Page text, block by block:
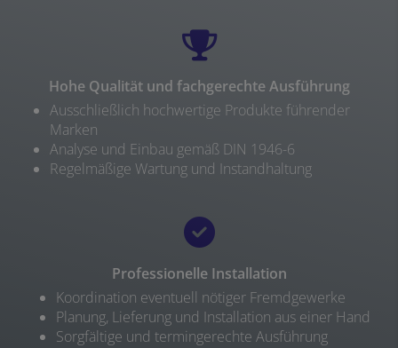
Hohe Qualität und fachgerechte Ausführung
Ausschließlich hochwertige Produkte führender
Marken
Analyse und Einbau gemäß DIN 1946-6
Regelmäßige Wartung und Instandhaltung
Professionelle Installation
Koordination eventuell nötiger Fremdgewerke
Planung, Lieferung und Installation aus einer Hand
Sorgfältige und termingerechte Ausführung